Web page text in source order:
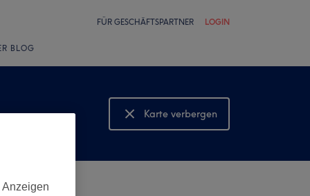
FÜR GESCHÄFTSPARTNER LOGIN
BLOG
Karte verbergen
Karte anzeigen